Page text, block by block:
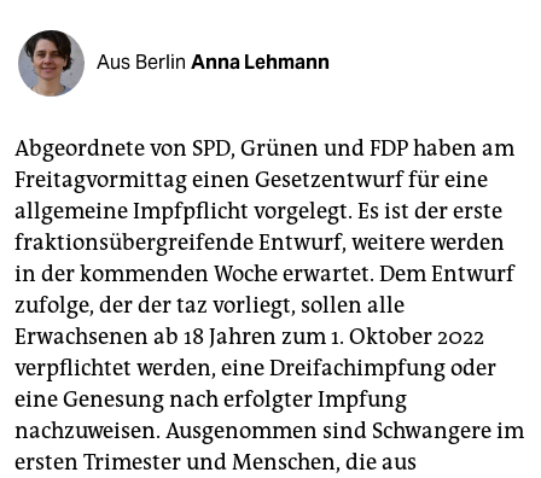
shop
fragen & hilfe
unterstützen
abo
genossenschaft
epaper login
Aus Berlin Anna Lehmann
Abgeordnete von SPD, Grünen und FDP haben am
Freitagvormittag einen Gesetzentwurf für eine
allgemeine Impfpflicht vorgelegt. Es ist der erste
fraktionsübergreifende Entwurf, weitere werden
in der kommenden Woche erwartet. Dem Entwurf
zufolge, der der taz vorliegt, sollen alle
Erwachsenen ab 18 Jahren zum 1. Oktober 2022
verpflichtet werden, eine Dreifachimpfung oder
eine Genesung nach erfolgter Impfung
nachzuweisen. Ausgenommen sind Schwangere im
ersten Trimester und Menschen, die aus